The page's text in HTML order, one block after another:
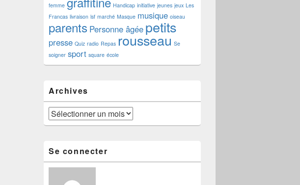
femme Handicap initiative jeunes jeux Les
Francas livraison lsf marché Masque musique oiseau
parents Personne âgée petits
presse Quiz radio Repas rousseau Se
soigner sport square école
Archives
Archives
Se connecter